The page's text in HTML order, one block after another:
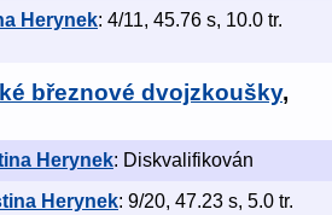
Herynek: 4/11, 45.76 s, 10.0 tr.
březnové dvojzkoušky,
Herynek: Diskvalifikován
Herynek: 9/20, 47.23 s, 5.0 tr.